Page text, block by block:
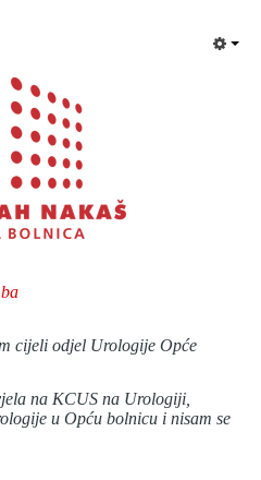
cijeli odjel Urologije Opće
na KCUS na Urologiji,
u Opću bolnicu i nisam se